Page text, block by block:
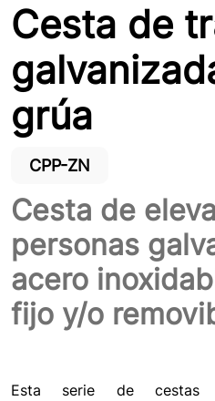
Cesta de
grúa
CPP-ZN
Cesta de
personas
acero
fijo y/o
Esta serie de cestas